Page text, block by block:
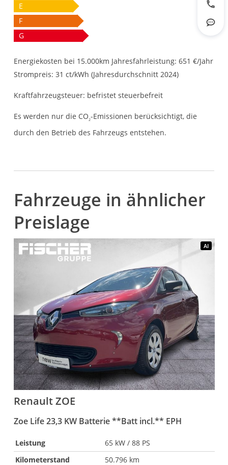
E
F
G
Energiekosten bei 15.000km Jahresfahrleistung: 651 €/Jahr
Strompreis: 31 ct/kWh (Jahresdurchschnitt 2024)
Kraftfahrzeugsteuer: befristet steuerbefreit
Es werden nur die CO2-Emissionen berücksichtigt, die
durch den Betrieb des Fahrzeugs entstehen.
Fahrzeuge in ähnlicher
Preislage
AI
RenaultZOE
Zoe Life 23,3 KW Batterie **Batt incl.** EPH
Leistung
65 kW / 88 PS
Kilometerstand
50.796 km
Jetzt